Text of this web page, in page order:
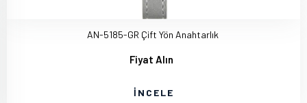
AN-5185-GR Çift Yön Anahtarlık
Fiyat Alın
İNCELE